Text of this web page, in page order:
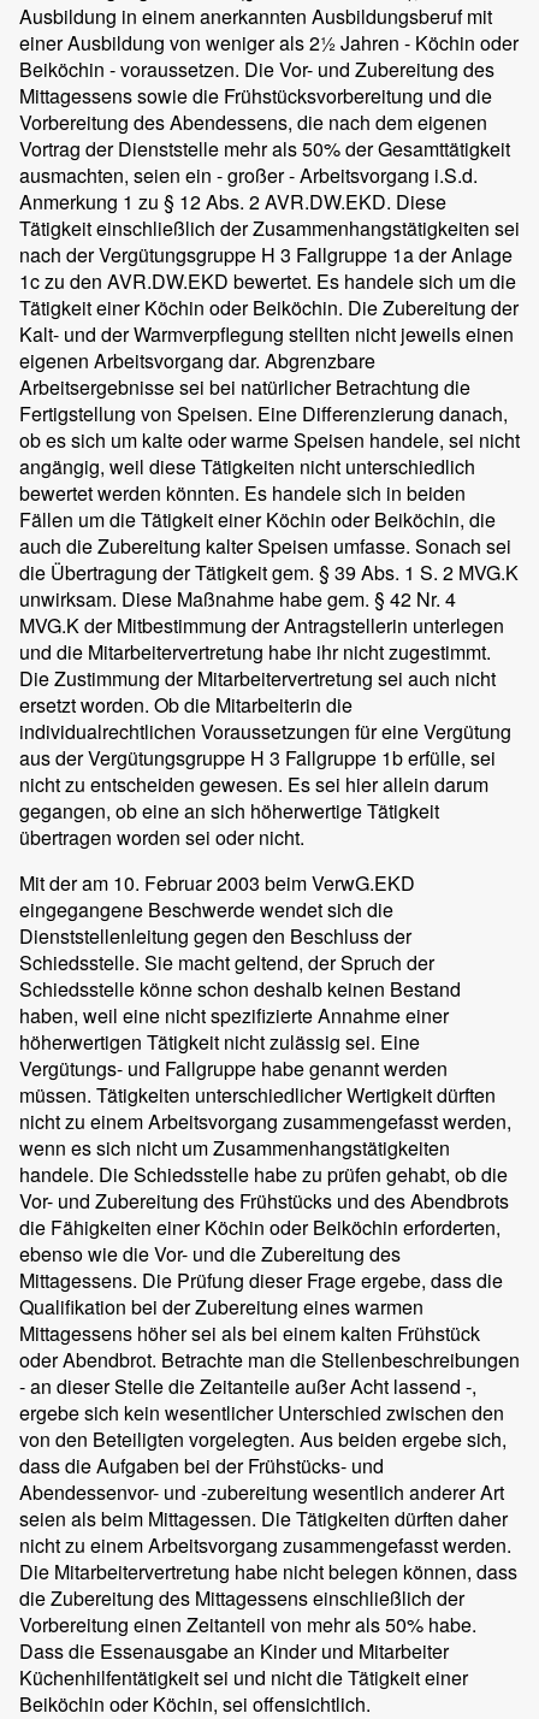
Ausbildung in einem anerkannten Ausbildungsberuf mit
einer Ausbildung von weniger als 2½ Jahren - Köchin oder
Beiköchin - voraussetzen. Die Vor- und Zubereitung des
Mittagessens sowie die Frühstücksvorbereitung und die
Vorbereitung des Abendessens, die nach dem eigenen
Vortrag der Dienststelle mehr als 50% der Gesamttätigkeit
ausmachten, seien ein - großer - Arbeitsvorgang i.S.d.
Anmerkung 1 zu § 12 Abs. 2 AVR.DW.EKD. Diese
Tätigkeit einschließlich der Zusammenhangstätigkeiten sei
nach der Vergütungsgruppe H 3 Fallgruppe 1a der Anlage
1c zu den AVR.DW.EKD bewertet. Es handele sich um die
Tätigkeit einer Köchin oder Beiköchin. Die Zubereitung der
Kalt- und der Warmverpflegung stellten nicht jeweils einen
eigenen Arbeitsvorgang dar. Abgrenzbare
Arbeitsergebnisse sei bei natürlicher Betrachtung die
Fertigstellung von Speisen. Eine Differenzierung danach,
ob es sich um kalte oder warme Speisen handele, sei nicht
angängig, weil diese Tätigkeiten nicht unterschiedlich
bewertet werden könnten. Es handele sich in beiden
Fällen um die Tätigkeit einer Köchin oder Beiköchin, die
auch die Zubereitung kalter Speisen umfasse. Sonach sei
die Übertragung der Tätigkeit gem. § 39 Abs. 1 S. 2 MVG.K
unwirksam. Diese Maßnahme habe gem. § 42 Nr. 4
MVG.K der Mitbestimmung der Antragstellerin unterlegen
und die Mitarbeitervertretung habe ihr nicht zugestimmt.
Die Zustimmung der Mitarbeitervertretung sei auch nicht
ersetzt worden. Ob die Mitarbeiterin die
individualrechtlichen Voraussetzungen für eine Vergütung
aus der Vergütungsgruppe H 3 Fallgruppe 1b erfülle, sei
nicht zu entscheiden gewesen. Es sei hier allein darum
gegangen, ob eine an sich höherwertige Tätigkeit
übertragen worden sei oder nicht.
Mit der am 10. Februar 2003 beim VerwG.EKD
eingegangene Beschwerde wendet sich die
Dienststellenleitung gegen den Beschluss der
Schiedsstelle. Sie macht geltend, der Spruch der
Schiedsstelle könne schon deshalb keinen Bestand
haben, weil eine nicht spezifizierte Annahme einer
höherwertigen Tätigkeit nicht zulässig sei. Eine
Vergütungs- und Fallgruppe habe genannt werden
müssen. Tätigkeiten unterschiedlicher Wertigkeit dürften
nicht zu einem Arbeitsvorgang zusammengefasst werden,
wenn es sich nicht um Zusammenhangstätigkeiten
handele. Die Schiedsstelle habe zu prüfen gehabt, ob die
Vor- und Zubereitung des Frühstücks und des Abendbrots
die Fähigkeiten einer Köchin oder Beiköchin erforderten,
ebenso wie die Vor- und die Zubereitung des
Mittagessens. Die Prüfung dieser Frage ergebe, dass die
Qualifikation bei der Zubereitung eines warmen
Mittagessens höher sei als bei einem kalten Frühstück
oder Abendbrot. Betrachte man die Stellenbeschreibungen
- an dieser Stelle die Zeitanteile außer Acht lassend -,
ergebe sich kein wesentlicher Unterschied zwischen den
von den Beteiligten vorgelegten. Aus beiden ergebe sich,
dass die Aufgaben bei der Frühstücks- und
Abendessenvor- und -zubereitung wesentlich anderer Art
seien als beim Mittagessen. Die Tätigkeiten dürften daher
nicht zu einem Arbeitsvorgang zusammengefasst werden.
Die Mitarbeitervertretung habe nicht belegen können, dass
die Zubereitung des Mittagessens einschließlich der
Vorbereitung einen Zeitanteil von mehr als 50% habe.
Dass die Essenausgabe an Kinder und Mitarbeiter
Küchenhilfentätigkeit sei und nicht die Tätigkeit einer
Beiköchin oder Köchin, sei offensichtlich.